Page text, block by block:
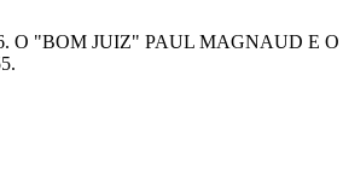
O "BOM JUIZ" PAUL MAGNAUD E